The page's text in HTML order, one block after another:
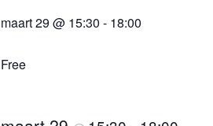
maart 29 @ 15:30 - 18:00
Free